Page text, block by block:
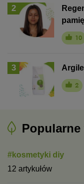
2
10
3
2
Popularne
#kosmetyki diy
12 artykułów